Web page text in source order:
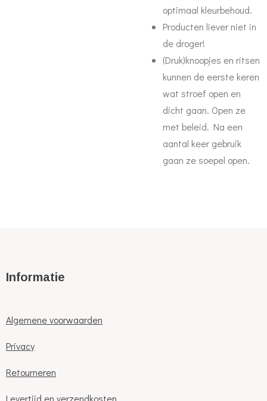
optimaal kleurbehoud.
Producten liever niet in
de droger!
(Druk)knoopjes en ritsen
kunnen de eerste keren
wat stroef open en
dicht gaan. Open ze
met beleid. Na een
aantal keer gebruik
gaan ze soepel open.
Informatie
Algemene voorwaarden
Privacy
Retourneren
Levertijd en verzendkosten